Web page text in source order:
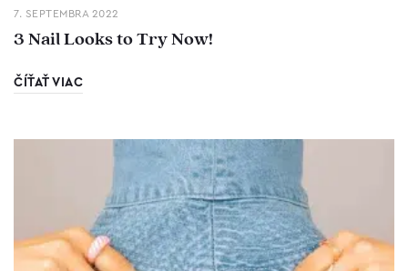
7. SEPTEMBRA 2022
3 Nail Looks to Try Now!
ČÍŤAŤ VIAC